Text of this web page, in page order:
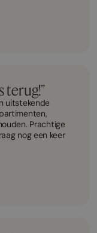
terug!”
uitstekende
Prachtige
nog een keer